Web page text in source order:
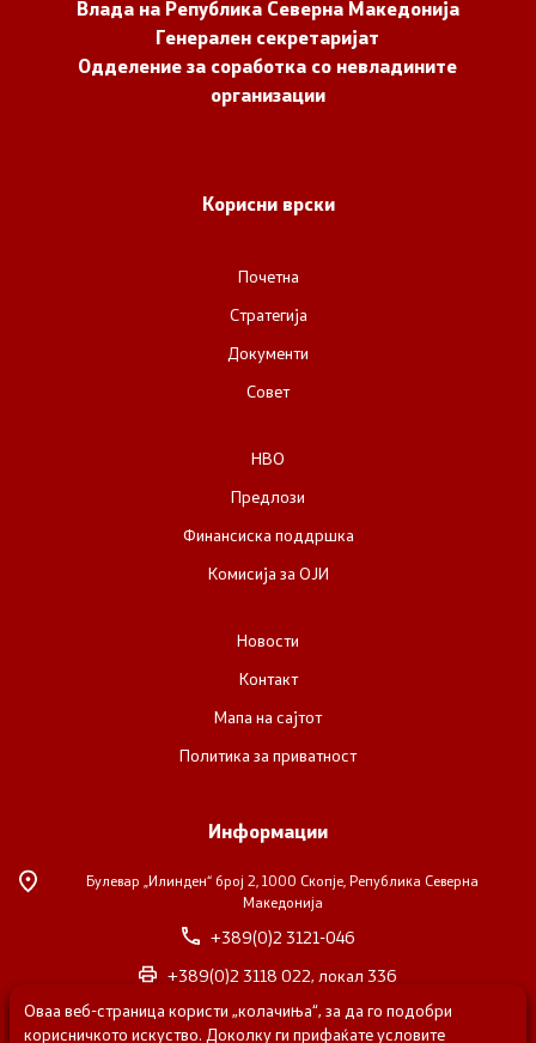
Влада на Република Северна Македонија
Генерален секретаријат
Одделение за соработка со невладините
организации
Корисни врски
Почетна
Стратегија
Документи
Совет
НВО
Предлози
Финансиска поддршка
Комисија за ОЈИ
Новости
Контакт
Мапа на сајтот
Политика за приватност
Информации
Булевар „Илинден“ број 2, 1000 Скопје, Република Северна
Македонија
+389(0)2 3121-046
+389(0)2 3118 022, локал 336
nvosorabotka@gs.gov.mk
Оваа веб-страница користи „колачиња“, за да го подобри
корисничкото искуство. Доколку ги прифаќате условите